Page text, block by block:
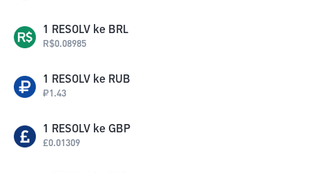
1 RESOLV ke BRL
R$0.08985
1 RESOLV ke RUB
₽1.43
1 RESOLV ke GBP
£0.01309